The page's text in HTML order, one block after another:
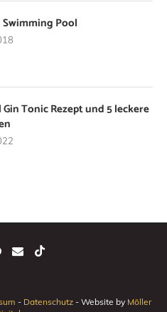
Pool
Tonic Rezept und 5 leckere
- Datenschutz - Website by Möller